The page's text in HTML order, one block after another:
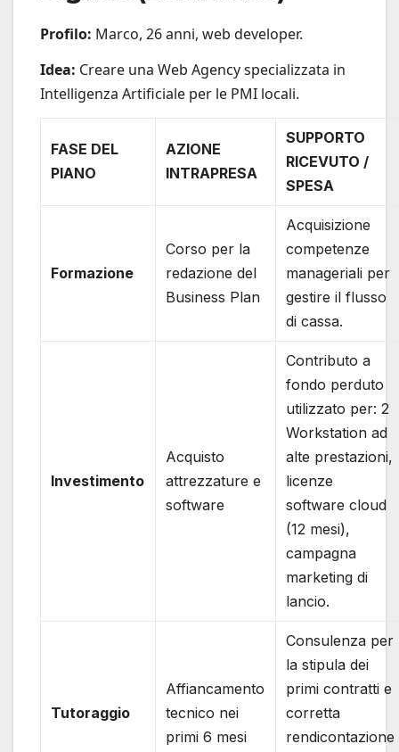
Profilo: Marco, 26 anni, web developer.
Idea: Creare una Web Agency specializzata in
Intelligenza Artificiale per le PMI locali.
FASE DEL
PIANO
AZIONE
INTRAPRESA
SUPPORTO
RICEVUTO /
SPESA
Formazione
Corso per la
redazione del
Business Plan
Acquisizione
competenze
manageriali per
gestire il flusso
di cassa.
Investimento
Acquisto
attrezzature e
software
Contributo a
fondo perduto
utilizzato per: 2
Workstation ad
alte prestazioni,
licenze
software cloud
(12 mesi),
campagna
marketing di
lancio.
Tutoraggio
Affiancamento
tecnico nei
primi 6 mesi
Consulenza per
la stipula dei
primi contratti e
corretta
rendicontazione